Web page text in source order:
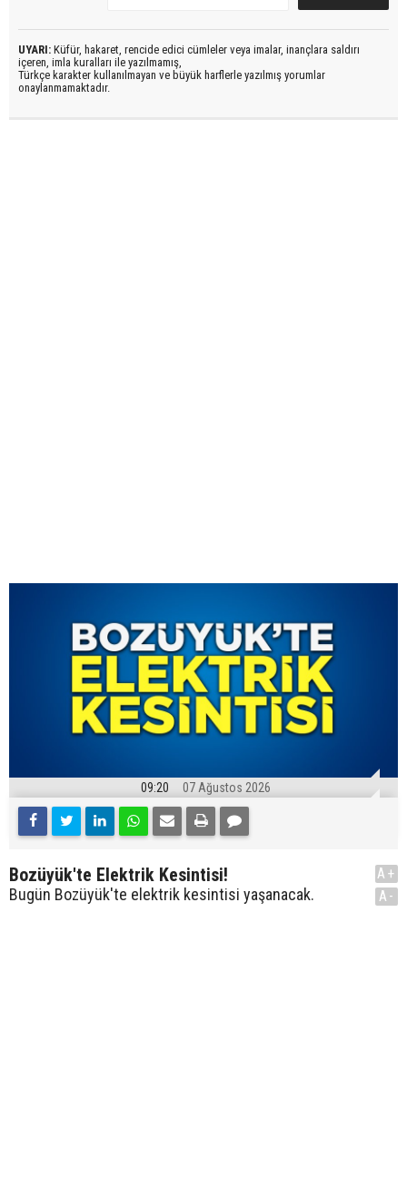
UYARI: Küfür, hakaret, rencide edici cümleler veya imalar, inançlara saldırı
içeren, imla kuralları ile yazılmamış,
Türkçe karakter kullanılmayan ve büyük harflerle yazılmış yorumlar
onaylanmamaktadır.
09:20 07 Ağustos 2026
Bozüyük'te Elektrik Kesintisi!
Bugün Bozüyük'te elektrik kesintisi yaşanacak.
A+
A-